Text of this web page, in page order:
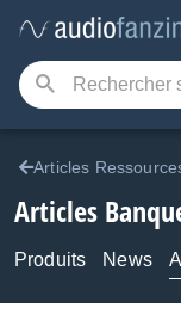
Articles
Articles
Produits News